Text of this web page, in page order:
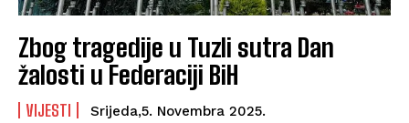
Zbog tragedije u Tuzli sutra Dan
žalosti u Federaciji BiH
VIJESTI Srijeda,5. Novembra 2025.